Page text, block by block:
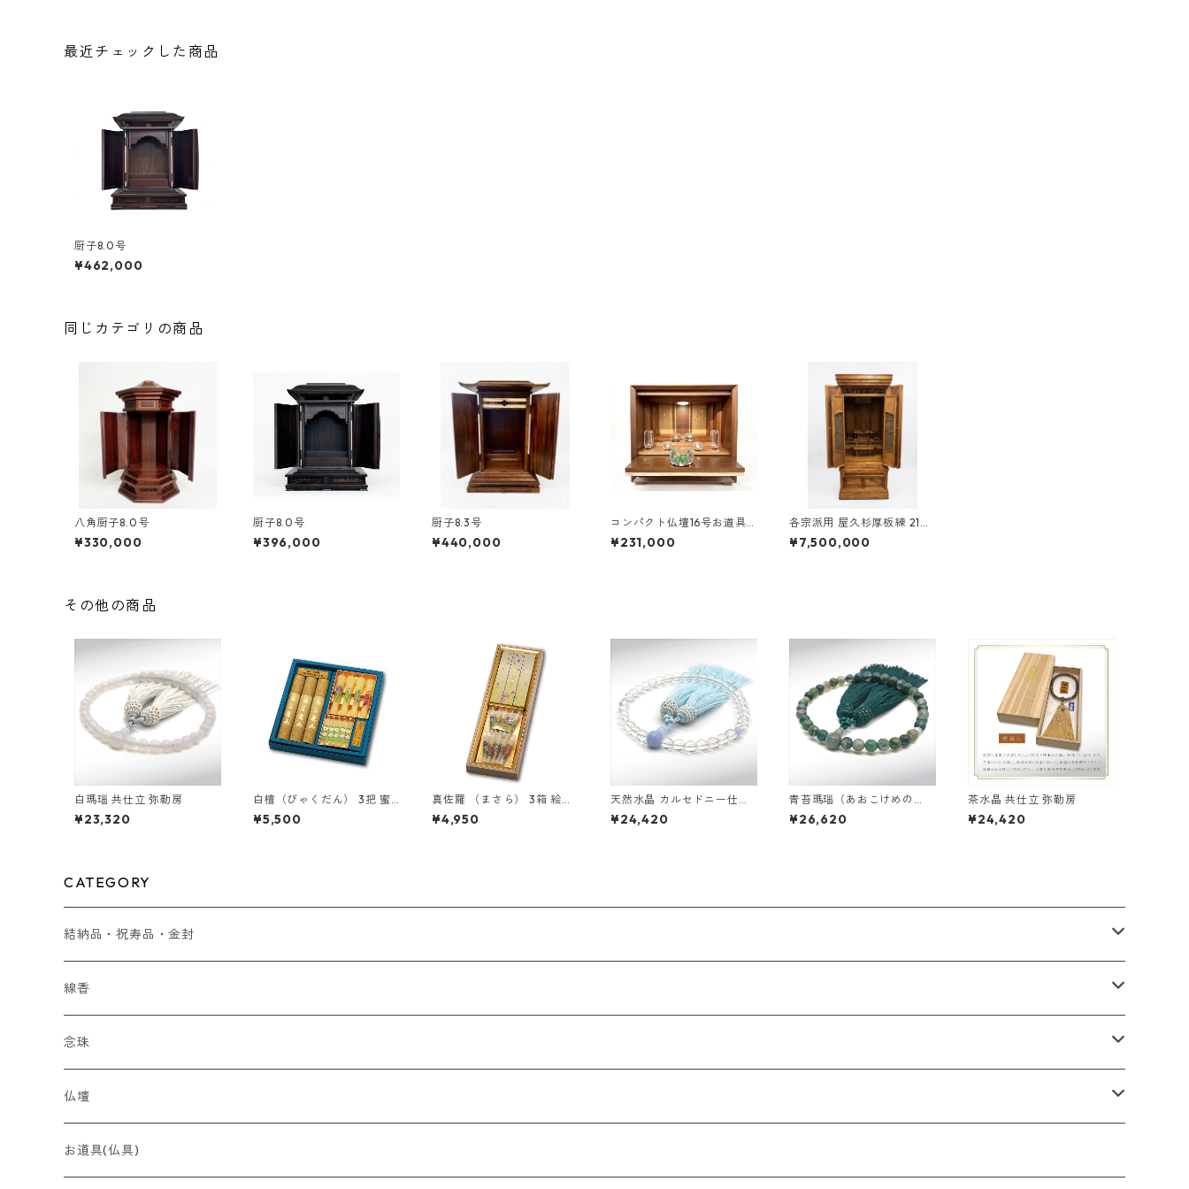
最近チェックした商品
厨子8.0号
¥462,000
同じカテゴリの商品
八角厨子8.0号
¥330,000
厨子8.0号
¥396,000
厨子8.3号
¥440,000
コンパクト仏壇16号お道具
付
¥231,000
各宗派用 屋久杉厚板練 21号
台付 桜井久明作
¥7,500,000
その他の商品
白瑪瑙 共仕立 弥勒房
¥23,320
白檀（びゃくだん） 3把 蜜
蝋絵ローソローソク （9本）
セット
¥5,500
真佐羅 （まさら） 3箱 絵ロ
ーソク （10本）セット
¥4,950
天然水晶 カルセドニー仕立
弥勒房
¥24,420
青苔瑪瑙（あおこけめの
う） 共仕立 弥勒房
¥26,620
茶水晶 共仕立 弥勒房
¥24,420
CATEGORY
結納品・祝寿品・金封
結納品
線香
贈り物
贈答用 ~5,000円
贈答用 ~7,000円
最高峰 時代（とき）の香
香木
念珠
全宗派対応（略式）女性向け
全宗派対応（略式）男性向け
仏壇
コンパクト
お道具(仏具)